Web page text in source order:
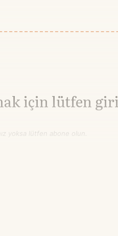
için lütfen
yoksa lütfen abone olun.